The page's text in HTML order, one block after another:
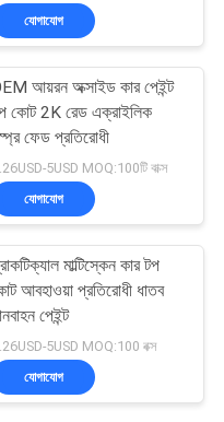
17
যোগাযোগ
আয়রন অক্সাইড কার পেইন্ট
কোট 2K রেড এক্রাইলিক
ফেড প্রতিরোধী
5USD MOQ:100টি বাক্স
যোগাযোগ
মাল্টিস্কেন কার টপ
আবহাওয়া প্রতিরোধী ধাতব
পেইন্ট
5USD MOQ:100 বক্স
যোগাযোগ